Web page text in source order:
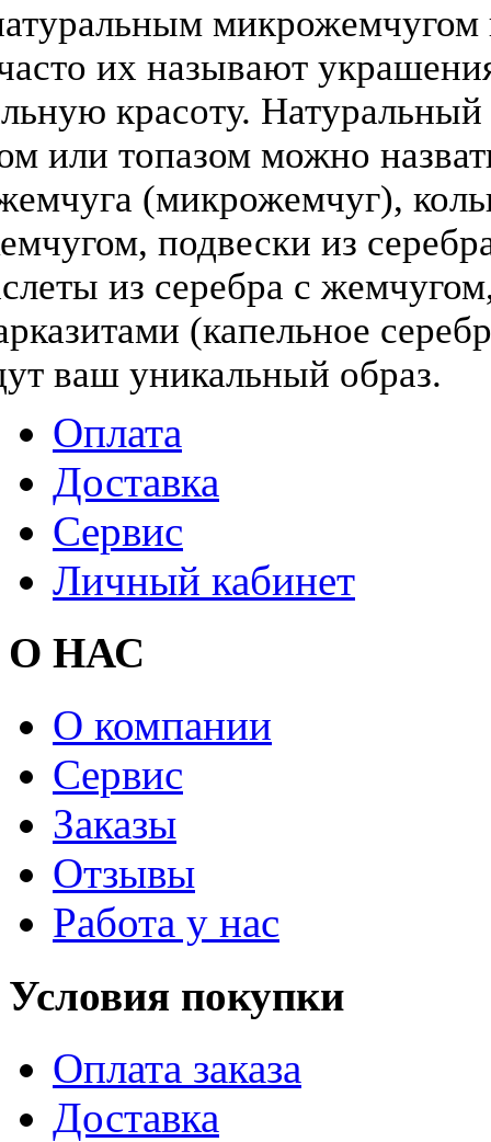
микрожемчугом
их называют
красоту.
или топазом можно
(микрожемчуг),
подвески из
из серебра с
(капельное
ваш уникальный образ.
Оплата
Доставка
Сервис
Личный кабинет
О НАС
О компании
Сервис
Заказы
Отзывы
Работа у нас
Условия покупки
Оплата заказа
Доставка